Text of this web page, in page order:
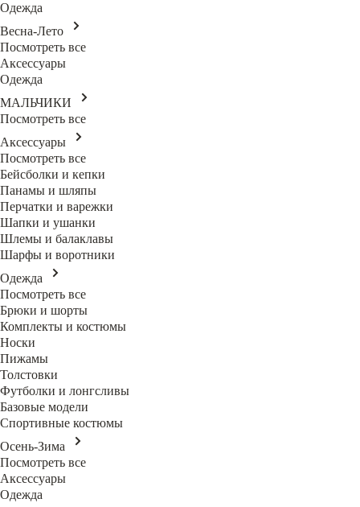
Одежда
Весна-Лето
Посмотреть все
Аксессуары
Одежда
МАЛЬЧИКИ
Посмотреть все
Аксессуары
Посмотреть все
Бейсболки и кепки
Панамы и шляпы
Перчатки и варежки
Шапки и ушанки
Шлемы и балаклавы
Шарфы и воротники
Одежда
Посмотреть все
Брюки и шорты
Комплекты и костюмы
Носки
Пижамы
Толстовки
Футболки и лонгсливы
Базовые модели
Спортивные костюмы
Осень-Зима
Посмотреть все
Аксессуары
Одежда